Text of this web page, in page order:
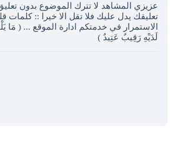
عزيزي المشاهد لا تترك الموضوع بدون
تعليقك يدل عليك فلا تقل الا خيرا :: كلمات
الاستمرار في خدمتكم ادارة الموقع ... ( مَا
لَدَيْهِ رَقِيبٌ عَتِيدٌ )